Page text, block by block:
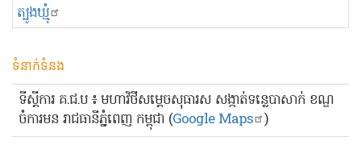
ត្បូងឃ្មុំ
ទំនាក់ទំនង
ទីស្ដីការ គ.ជ.ប ៖ មហាវិថីសម្ដេចសុធារស សង្កាត់ទន្លេបាសាក់ ខណ្ឌ
ចំការមន រាជធានីភ្នំពេញ កម្ពុជា (Google Maps )